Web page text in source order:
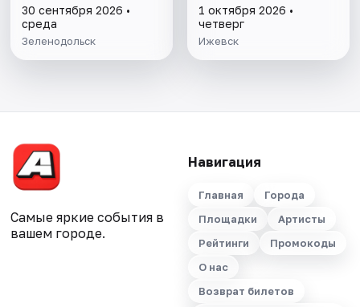
30 сентября 2026 •
среда
Зеленодольск
1 октября 2026 •
четверг
Ижевск
Самые яркие события в
вашем городе.
Навигация
Главная
Города
Площадки
Артисты
Рейтинги
Промокоды
О нас
Возврат билетов